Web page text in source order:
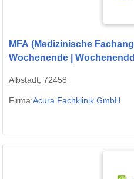
MFA (Medizinische
Wochenende |
Albstadt, 72458
Firma:Acura Fachklinik GmbH